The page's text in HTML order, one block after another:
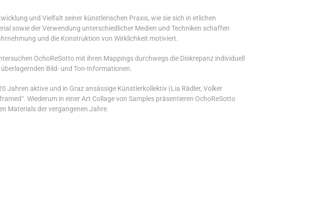
und Vielfalt seiner künstlerischen Praxis, wie sie sich in etlichen
sowie der Verwendung unterschiedlicher Medien und Techniken schaffen
und die Konstruktion von Wirklichkeit motiviert.
OchoReSotto mit ihren Mappings durchwegs die Diskrepanz individuell
Bild- und Ton-Informationen.
Jahren aktive und in Graz ansässige Künstlerkollektiv (Lia Rädler, Volker
Wiederum in einer Art Collage von Samples präsentieren OchoReSotto
Materials der vergangenen Jahre.